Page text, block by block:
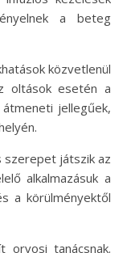
a beteg
közvetlenül
oltások esetén a
jellegűek,
szerepet játszik az
alkalmazásuk a
a körülményektől
orvosi tanácsnak.